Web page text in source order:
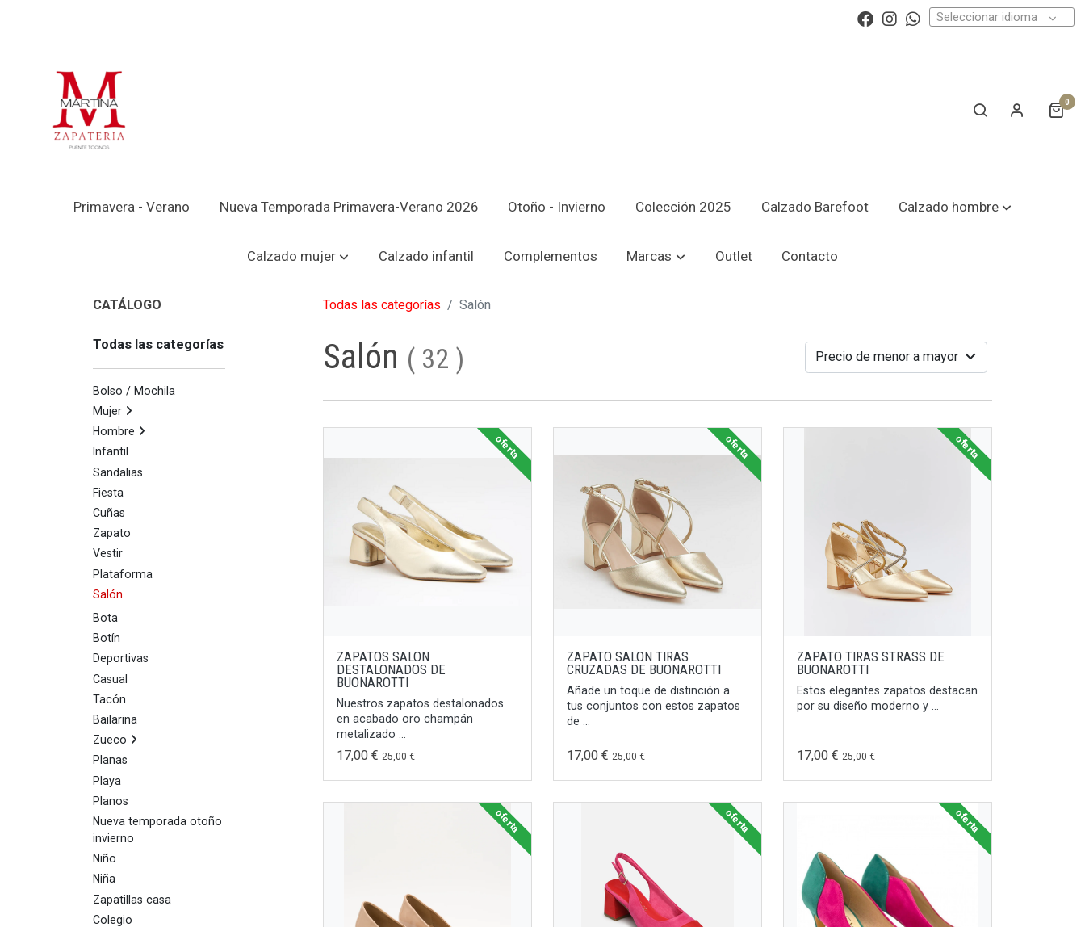
Seleccionar idioma
0
Primavera - Verano Nueva Temporada Primavera-Verano 2026 Otoño - Invierno Colección 2025 Calzado Barefoot Calzado hombre
Calzado mujer Calzado infantil Complementos Marcas Outlet Contacto
CATÁLOGO
Todas las categorías
Bolso / Mochila
Mujer
Hombre
Infantil
Sandalias
Fiesta
Cuñas
Zapato
Vestir
Plataforma
Salón
Bota
Botín
Deportivas
Casual
Tacón
Bailarina
Zueco
Planas
Playa
Planos
Nueva temporada otoño
invierno
Niño
Niña
Zapatillas casa
Colegio
Todas las categorías Salón
Salón ( 32 ) Precio de menor a mayor
ZAPATOS SALON
DESTALONADOS DE
BUONAROTTI
Nuestros zapatos destalonados
en acabado oro champán
metalizado ...
17,00 €25,00 €
oferta
ZAPATO SALON TIRAS
CRUZADAS DE BUONAROTTI
Añade un toque de distinción a
tus conjuntos con estos zapatos
de ...
17,00 €25,00 €
oferta
ZAPATO TIRAS STRASS DE
BUONAROTTI
Estos elegantes zapatos destacan
por su diseño moderno y ...
17,00 €25,00 €
oferta
oferta oferta oferta